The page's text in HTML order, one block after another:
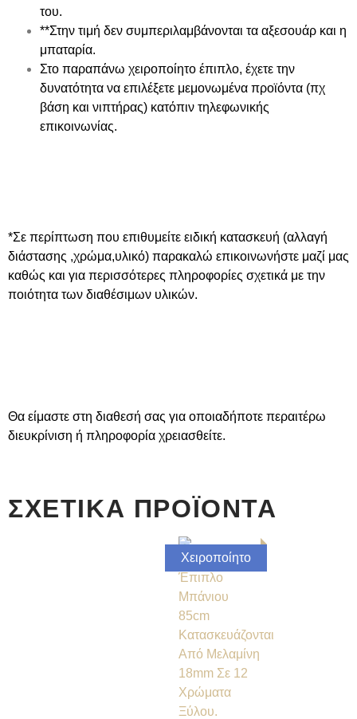
του.
**Στην τιμή δεν συμπεριλαμβάνονται τα αξεσουάρ και η
μπαταρία.
Στο παραπάνω χειροποίητο έπιπλο, έχετε την
δυνατότητα να επιλέξετε μεμονωμένα προϊόντα (πχ
βάση και νιπτήρας) κατόπιν τηλεφωνικής
επικοινωνίας.
*Σε περίπτωση που επιθυμείτε ειδική κατασκευή (αλλαγή
διάστασης ,χρώμα,υλικό) παρακαλώ επικοινωνήστε μαζί μας
καθώς και για περισσότερες πληροφορίες σχετικά με την
ποιότητα των διαθέσιμων υλικών.
Θα είμαστε στη διαθεσή σας για οποιαδήποτε περαιτέρω
διευκρίνιση ή πληροφορία χρειασθείτε.
ΣΧΕΤΙΚΆ ΠΡΟΪΌΝΤΑ
Χειροποίητο